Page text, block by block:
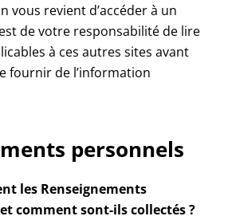
vous revient d’accéder à un
de votre responsabilité de lire
à ces autres sites avant
fournir de l’information
personnels
les Renseignements
comment sont-ils collectés ?